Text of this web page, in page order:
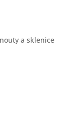
a sklenice